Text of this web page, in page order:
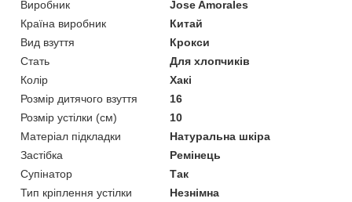
Виробник
Jose Amorales
Країна виробник
Китай
Вид взуття
Крокси
Стать
Для хлопчиків
Колір
Хакі
Розмір дитячого взуття
16
Розмір устілки (см)
10
Матеріал підкладки
Натуральна шкіра
Застібка
Ремінець
Супінатор
Так
Тип кріплення устілки
Незнімна